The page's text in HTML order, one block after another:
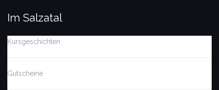
Im Salzatal
Kursgeschichten
Gutscheine